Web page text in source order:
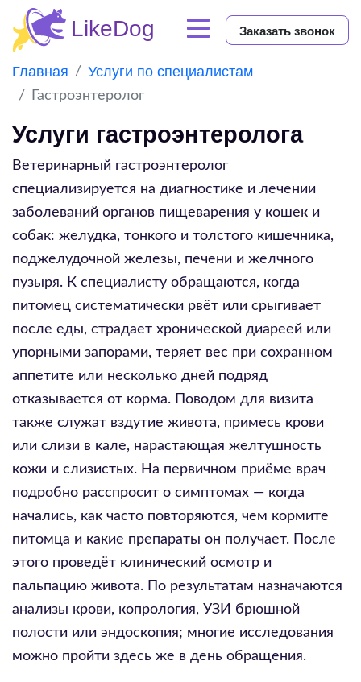
Заказать звонок
Главная Услуги по специалистам
Гастроэнтеролог
Услуги гастроэнтеролога
Ветеринарный гастроэнтеролог
специализируется на диагностике и лечении
заболеваний органов пищеварения у кошек и
собак: желудка, тонкого и толстого кишечника,
поджелудочной железы, печени и желчного
пузыря. К специалисту обращаются, когда
питомец систематически рвёт или срыгивает
после еды, страдает хронической диареей или
упорными запорами, теряет вес при сохранном
аппетите или несколько дней подряд
отказывается от корма. Поводом для визита
также служат вздутие живота, примесь крови
или слизи в кале, нарастающая желтушность
кожи и слизистых. На первичном приёме врач
подробно расспросит о симптомах — когда
начались, как часто повторяются, чем кормите
питомца и какие препараты он получает. После
этого проведёт клинический осмотр и
пальпацию живота. По результатам назначаются
анализы крови, копрология, УЗИ брюшной
полости или эндоскопия; многие исследования
можно пройти здесь же в день обращения.